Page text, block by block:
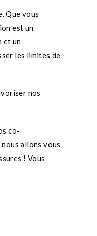
Que vous
est un
et un
les limites de
nos
co-
allons vous
! Vous